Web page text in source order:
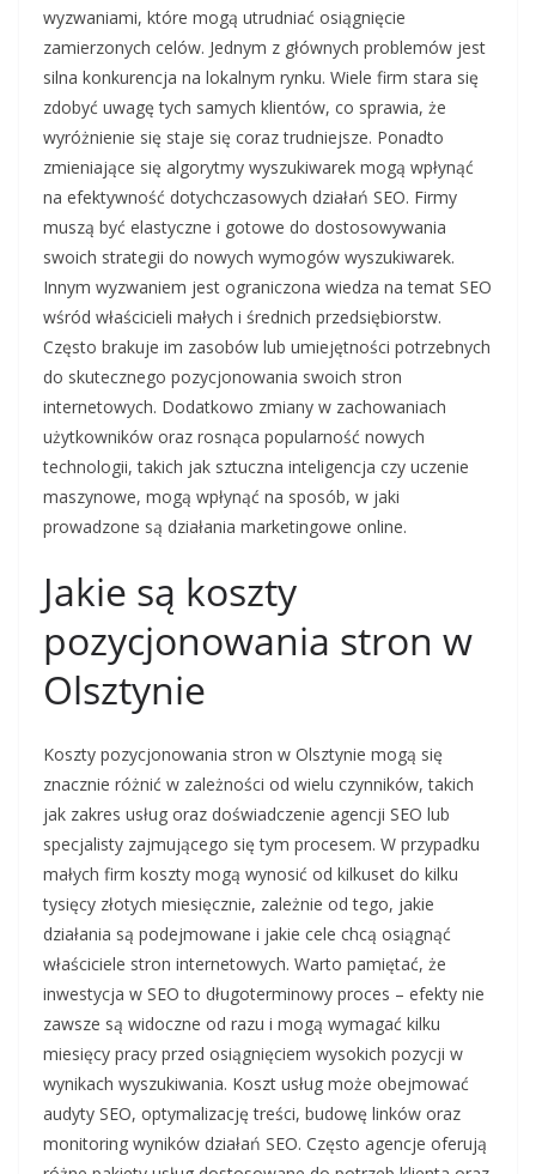
wyzwaniami, które mogą utrudniać osiągnięcie
zamierzonych celów. Jednym z głównych problemów jest
silna konkurencja na lokalnym rynku. Wiele firm stara się
zdobyć uwagę tych samych klientów, co sprawia, że
wyróżnienie się staje się coraz trudniejsze. Ponadto
zmieniające się algorytmy wyszukiwarek mogą wpłynąć
na efektywność dotychczasowych działań SEO. Firmy
muszą być elastyczne i gotowe do dostosowywania
swoich strategii do nowych wymogów wyszukiwarek.
Innym wyzwaniem jest ograniczona wiedza na temat SEO
wśród właścicieli małych i średnich przedsiębiorstw.
Często brakuje im zasobów lub umiejętności potrzebnych
do skutecznego pozycjonowania swoich stron
internetowych. Dodatkowo zmiany w zachowaniach
użytkowników oraz rosnąca popularność nowych
technologii, takich jak sztuczna inteligencja czy uczenie
maszynowe, mogą wpłynąć na sposób, w jaki
prowadzone są działania marketingowe online.
Jakie są koszty
pozycjonowania stron w
Olsztynie
Koszty pozycjonowania stron w Olsztynie mogą się
znacznie różnić w zależności od wielu czynników, takich
jak zakres usług oraz doświadczenie agencji SEO lub
specjalisty zajmującego się tym procesem. W przypadku
małych firm koszty mogą wynosić od kilkuset do kilku
tysięcy złotych miesięcznie, zależnie od tego, jakie
działania są podejmowane i jakie cele chcą osiągnąć
właściciele stron internetowych. Warto pamiętać, że
inwestycja w SEO to długoterminowy proces – efekty nie
zawsze są widoczne od razu i mogą wymagać kilku
miesięcy pracy przed osiągnięciem wysokich pozycji w
wynikach wyszukiwania. Koszt usług może obejmować
audyty SEO, optymalizację treści, budowę linków oraz
monitoring wyników działań SEO. Często agencje oferują